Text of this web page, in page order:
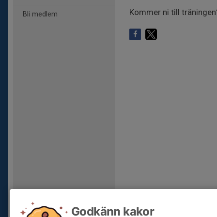
Bli medlem Kommer ni till
Godkänn kakor